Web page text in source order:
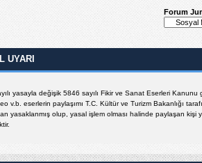
Forum
UYARI
yasayla değişik 5846 sayılı Fikir ve Sanat Eserleri
v.b. eserlerin paylaşımı T.C. Kültür ve Turizm Bakanlığı
yasaklanmış olup, yasal işlem olması halinde paylaşan kişi